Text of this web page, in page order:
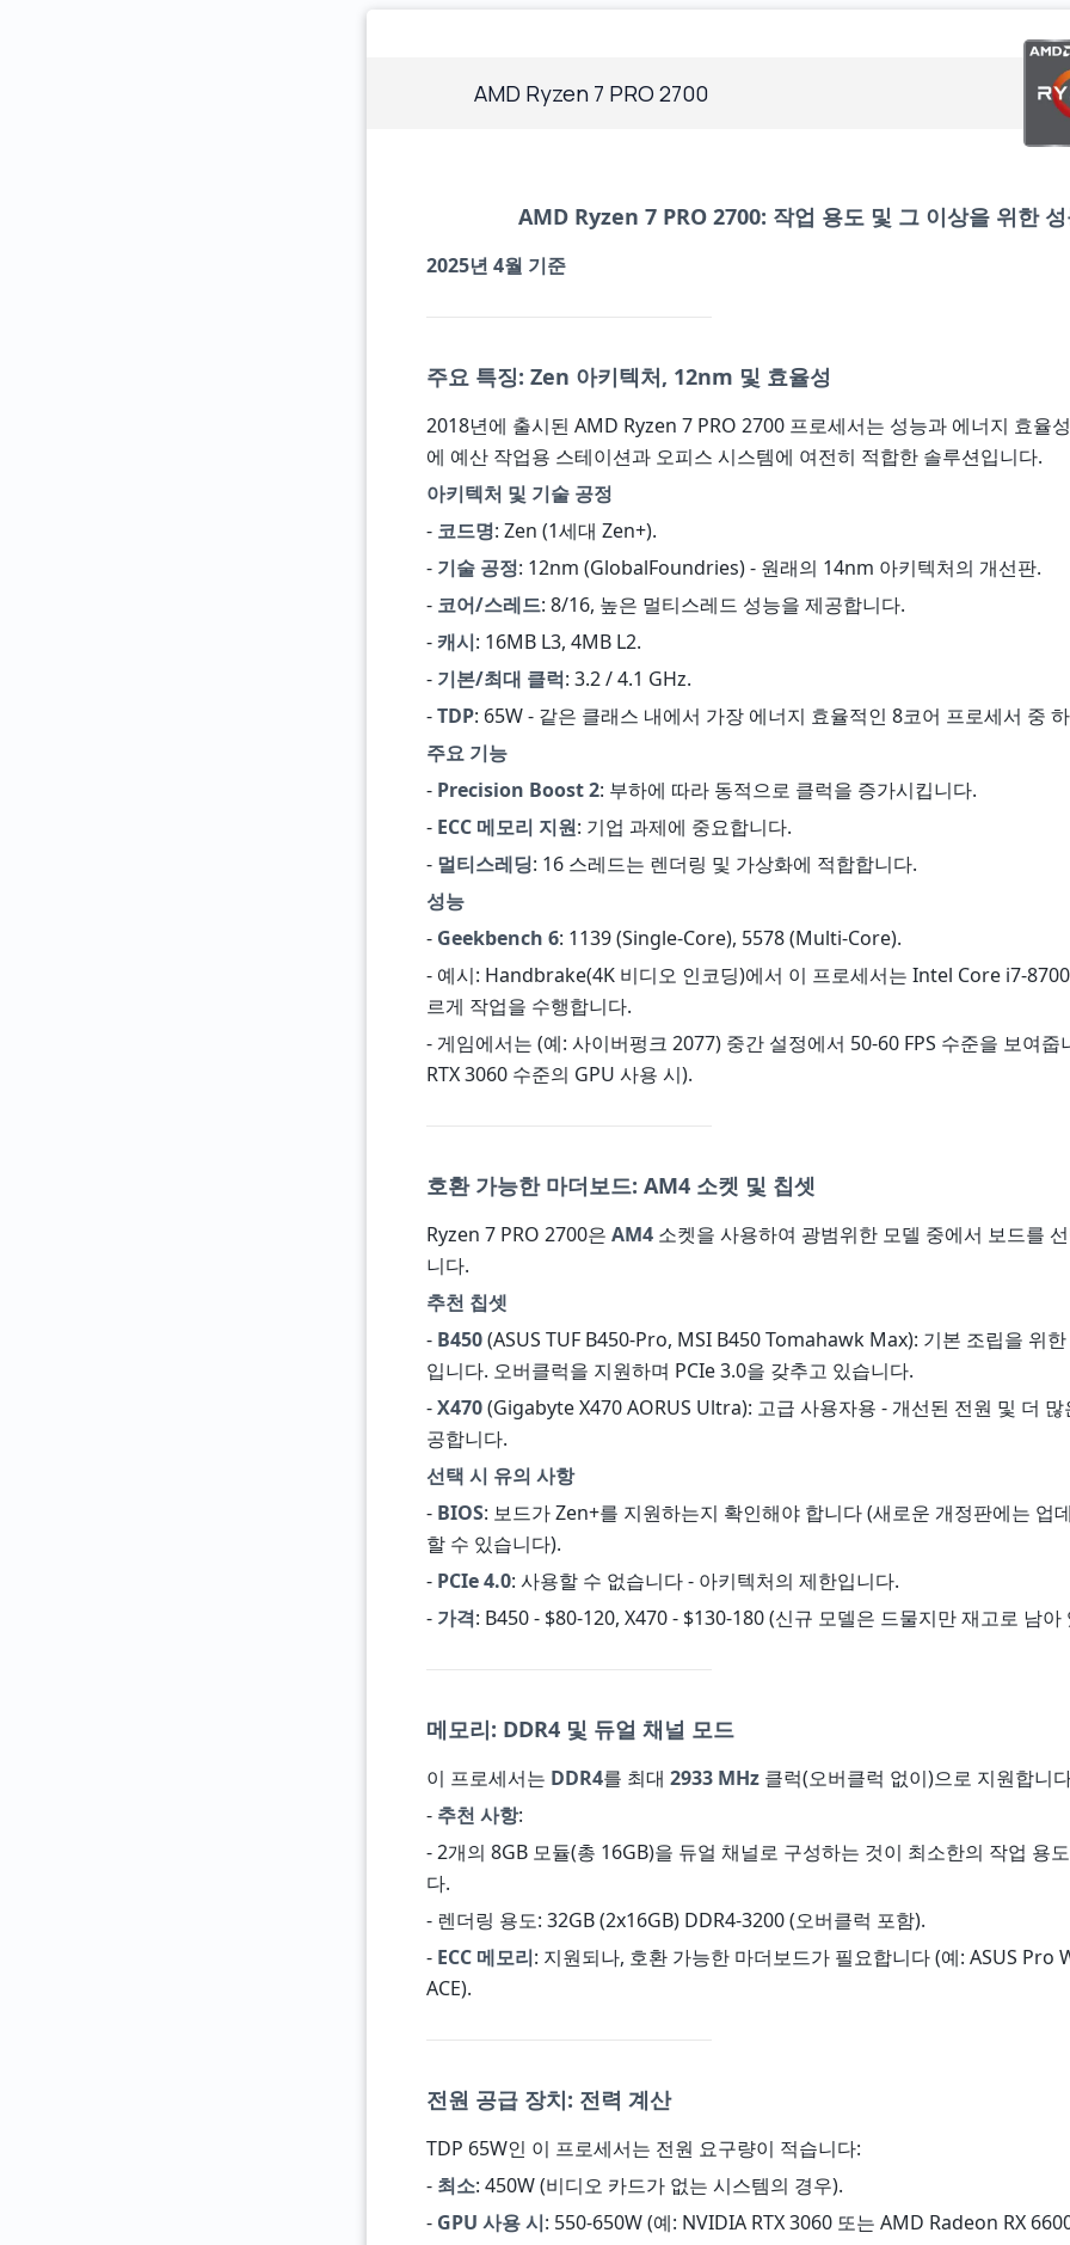
AMD Ryzen 7 PRO 2700
AMD Ryzen 7 PRO 2700: 작업 용도 및 그 이상을 위한
2025년 4월 기준
주요 특징: Zen 아키텍처, 12nm 및 효율성
2018년에 출시된 AMD Ryzen 7 PRO 2700 프로세서는 성능과 에너지 효율
에 예산 작업용 스테이션과 오피스 시스템에 여전히 적합한 솔루션입니다.
아키텍처 및 기술 공정
- 코드명: Zen (1세대 Zen+).
- 기술 공정: 12nm (GlobalFoundries) - 원래의 14nm 아키텍처의 개선판.
- 코어/스레드: 8/16, 높은 멀티스레드 성능을 제공합니다.
-캐시: 16MB L3, 4MB L2.
- 기본/최대 클럭: 3.2 / 4.1 GHz.
-TDP: 65W - 같은 클래스 내에서 가장 에너지 효율적인 8코어 프로세서 중
주요 기능
- Precision Boost 2: 부하에 따라 동적으로 클럭을 증가시킵니다.
- ECC 메모리 지원: 기업 과제에 중요합니다.
- 멀티스레딩: 16 스레드는 렌더링 및 가상화에 적합합니다.
성능
- Geekbench 6: 1139 (Single-Core), 5578 (Multi-Core).
- 예시: Handbrake(4K 비디오 인코딩)에서 이 프로세서는 Intel Core i7-
르게 작업을 수행합니다.
- 게임에서는 (예: 사이버펑크 2077) 중간 설정에서 50-60 FPS 수준을 보여줍
RTX 3060 수준의 GPU 사용 시).
호환 가능한 마더보드: AM4 소켓 및 칩셋
Ryzen 7 PRO 2700은 AM4 소켓을 사용하여 광범위한 모델 중에서 보드를
니다.
추천 칩셋
- B450(ASUS TUF B450-Pro, MSI B450 Tomahawk Max): 기본 조립을 위
입니다. 오버클럭을 지원하며 PCIe 3.0을 갖추고 있습니다.
-X470(Gigabyte X470 AORUS Ultra): 고급 사용자용 - 개선된 전원 및 더 많
공합니다.
선택 시 유의 사항
- BIOS: 보드가 Zen+를 지원하는지 확인해야 합니다 (새로운 개정판에는 업
할 수 있습니다).
- PCIe 4.0: 사용할 수 없습니다 - 아키텍처의 제한입니다.
- 가격: B450 - $80-120, X470 - $130-180 (신규 모델은 드물지만 재고로 남아
메모리: DDR4 및 듀얼 채널 모드
이 프로세서는 DDR4를 최대 2933 MHz 클럭(오버클럭 없이)으로 지원합니
- 추천 사항:
- 2개의 8GB 모듈(총 16GB)을 듀얼 채널로 구성하는 것이 최소한의 작업 용
다.
- 렌더링 용도: 32GB (2x16GB) DDR4-3200 (오버클럭 포함).
- ECC 메모리: 지원되나, 호환 가능한 마더보드가 필요합니다 (예: ASUS Pro
ACE).
전원 공급 장치: 전력 계산
TDP 65W인 이 프로세서는 전원 요구량이 적습니다:
- 최소: 450W (비디오 카드가 없는 시스템의 경우).
- GPU 사용 시: 550-650W (예: NVIDIA RTX 3060 또는 AMD Radeon RX